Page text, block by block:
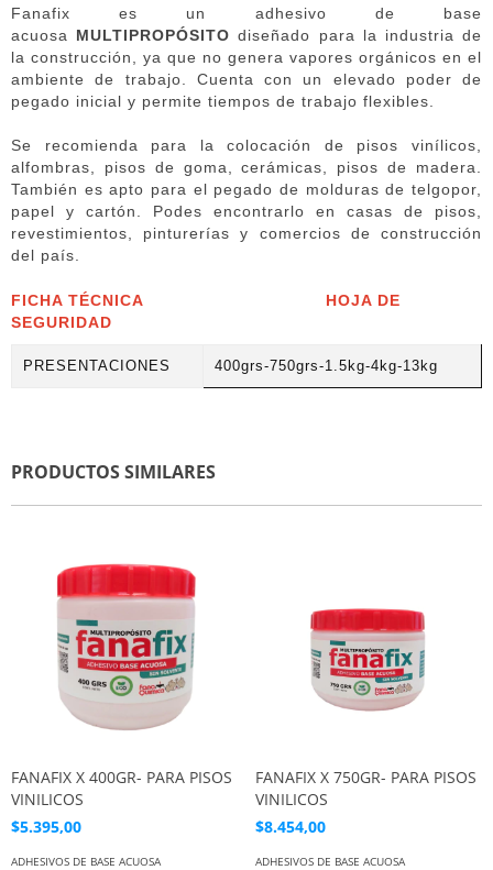
Fanafix es un adhesivo de base
acuosa MULTIPROPÓSITO diseñado para la industria de
la construcción, ya que no genera vapores orgánicos en el
ambiente de trabajo. Cuenta con un elevado poder de
pegado inicial y permite tiempos de trabajo flexibles.
Se recomienda para la colocación de pisos vinílicos,
alfombras, pisos de goma, cerámicas, pisos de madera.
También es apto para el pegado de molduras de telgopor,
papel y cartón. Podes encontrarlo en casas de pisos,
revestimientos, pinturerías y comercios de construcción
del país.
FICHA TÉCNICA
HOJA DE
SEGURIDAD
PRESENTACIONES 400grs-750grs-1.5kg-4kg-13kg
PRODUCTOS SIMILARES
FANAFIX X 400GR- PARA PISOS
VINILICOS
$5.395,00
ADHESIVOS DE BASE ACUOSA
FANAFIX X 750GR- PARA PISOS
VINILICOS
$8.454,00
ADHESIVOS DE BASE ACUOSA